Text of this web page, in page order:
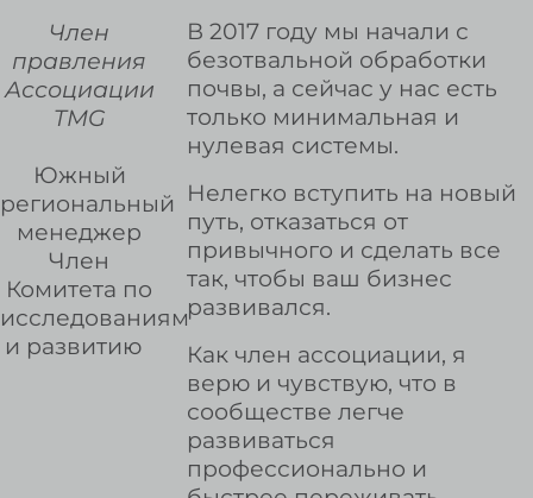
Член
правления
Ассоциации
TMG
Южный
региональный
менеджер
Член
Комитета по
исследованиям
и развитию
В 2017 году мы начали с
безотвальной обработки
почвы, а сейчас у нас есть
только минимальная и
нулевая системы.
Нелегко вступить на новый
путь, отказаться от
привычного и сделать все
так, чтобы ваш бизнес
развивался.
Как член ассоциации, я
верю и чувствую, что в
сообществе легче
развиваться
профессионально и